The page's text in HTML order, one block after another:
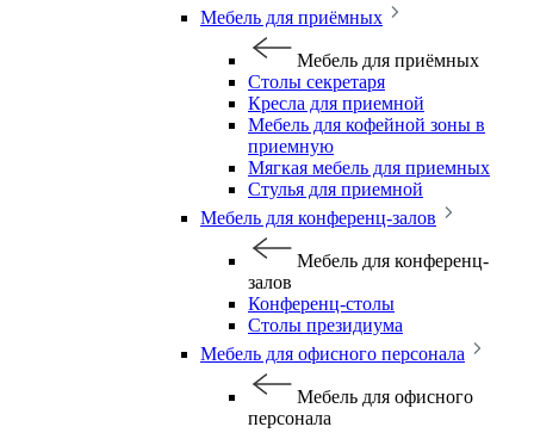
Мебель для приёмных
Мебель для приёмных
Столы секретаря
Кресла для приемной
Мебель для кофейной зоны в
приемную
Мягкая мебель для приемных
Стулья для приемной
Мебель для конференц-залов
Мебель для конференц-
залов
Конференц-столы
Столы президиума
Мебель для офисного персонала
Мебель для офисного
персонала